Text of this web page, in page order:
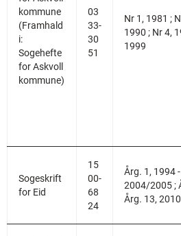
kommune
(Framhald
i:
Sogehefte
for Askvoll
kommune)
03
33-
30
51
Nr 1, 1981 ;
1990 ; Nr 4,
1999
Sogeskrift
for Eid
15
00-
68
24
Årg. 1, 1994
2004/2005 ;
Årg. 13,